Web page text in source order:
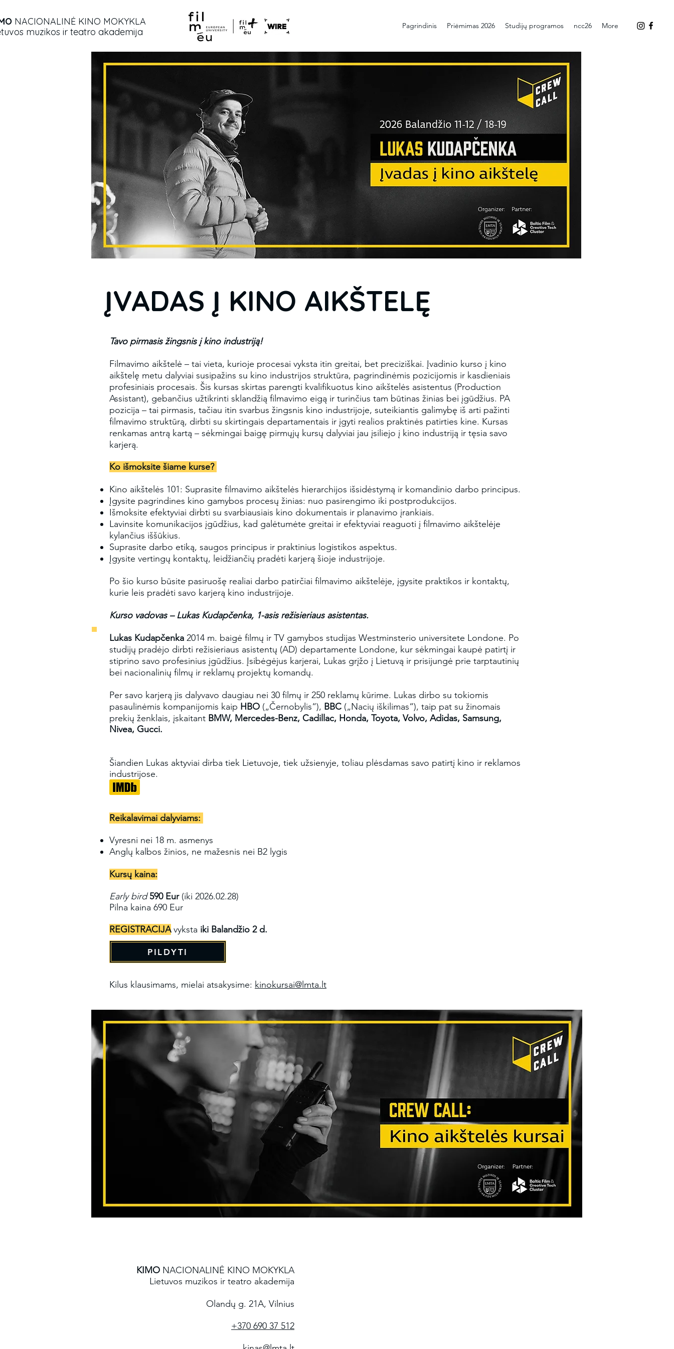
NACIONALINĖ KINO MOKYKLA
muzikos ir teatro akademija
Pagrindinis Priėmimas 2026 Studijų programos ncc26 More
ĮVADAS Į KINO AIKŠTELĘ
​Tavo pirmasis žingsnis į kino industriją!
Filmavimo aikštelė – tai vieta, kurioje procesai vyksta itin greitai, bet preciziškai. Įvadinio kurso į kino
aikštelę metu dalyviai susipažins su kino industrijos struktūra, pagrindinėmis pozicijomis ir kasdieniais
profesiniais procesais. Šis kursas skirtas parengti kvalifikuotus kino aikštelės asistentus (Production
Assistant), gebančius užtikrinti sklandžią filmavimo eigą ir turinčius tam būtinas žinias bei įgūdžius. PA
pozicija – tai pirmasis, tačiau itin svarbus žingsnis kino industrijoje, suteikiantis galimybę iš arti pažinti
filmavimo struktūrą, dirbti su skirtingais departamentais ir įgyti realios praktinės patirties kine. Kursas
renkamas antrą kartą – sėkmingai baigę pirmųjų kursų dalyviai jau įsiliejo į kino industriją ir tęsia savo
karjerą.
Ko išmoksite šiame kurse?
Kino aikštelės 101: Suprasite filmavimo aikštelės hierarchijos išsidėstymą ir komandinio darbo principus.
Įgysite pagrindines kino gamybos procesų žinias: nuo pasirengimo iki postprodukcijos.
Išmoksite efektyviai dirbti su svarbiausiais kino dokumentais ir planavimo įrankiais.
Lavinsite komunikacijos įgūdžius, kad galėtumėte greitai ir efektyviai reaguoti į filmavimo aikštelėje
kylančius iššūkius.
Suprasite darbo etiką, saugos principus ir praktinius logistikos aspektus.
Įgysite vertingų kontaktų, leidžiančių pradėti karjerą šioje industrijoje.
Po šio kurso būsite pasiruošę realiai darbo patirčiai filmavimo aikštelėje, įgysite praktikos ir kontaktų,
kurie leis pradėti savo karjerą kino industrijoje.
Kurso vadovas – Lukas Kudapčenka, 1-asis režisieriaus asistentas.
Lukas Kudapčenka 2014 m. baigė filmų ir TV gamybos studijas Westminsterio universitete Londone. Po
studijų pradėjo dirbti režisieriaus asistentų (AD) departamente Londone, kur sėkmingai kaupė patirtį ir
stiprino savo profesinius įgūdžius. Įsibėgėjus karjerai, Lukas grįžo į Lietuvą ir prisijungė prie tarptautinių
bei nacionalinių filmų ir reklamų projektų komandų.
Per savo karjerą jis dalyvavo daugiau nei 30 filmų ir 250 reklamų kūrime. Lukas dirbo su tokiomis
pasaulinėmis kompanijomis kaip HBO („Černobylis“), BBC („Nacių iškilimas“), taip pat su žinomais
prekių ženklais, įskaitant BMW, Mercedes-Benz, Cadillac, Honda, Toyota, Volvo, Adidas, Samsung,
Nivea, Gucci.
Šiandien Lukas aktyviai dirba tiek Lietuvoje, tiek užsienyje, toliau plėsdamas savo patirtį kino ir reklamos
industrijose.
Reikalavimai dalyviams:
Vyresni nei 18 m. asmenys
Anglų kalbos žinios, ne mažesnis nei B2 lygis
Kursų kaina:
Early bird 590 Eur(iki 2026.02.28)
Pilna kaina 690 Eur
REGISTRACIJAvyksta iki Balandžio 2 d.
Kilus klausimams, mielai atsakysime: kinokursai@lmta.lt
PILDYTI
KIMO NACIONALINĖ KINO MOKYKLA
Lietuvos muzikos ir teatro akademija
Olandų g. 21A, Vilnius
+370 690 37 512